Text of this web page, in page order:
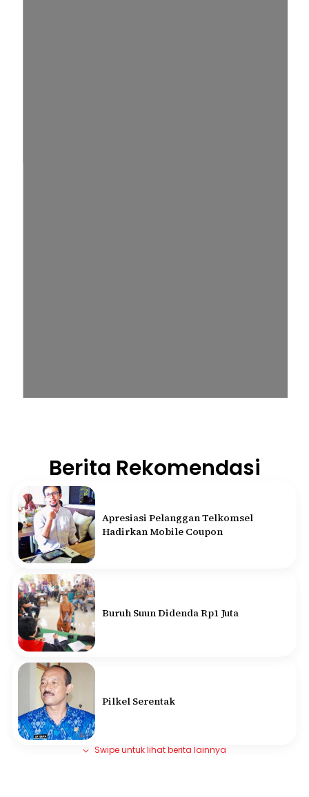
Berita Rekomendasi
Apresiasi Pelanggan Telkomsel
Hadirkan Mobile Coupon
Buruh Suun Didenda Rp1 Juta
Pilkel Serentak
Swipe untuk lihat berita lainnya